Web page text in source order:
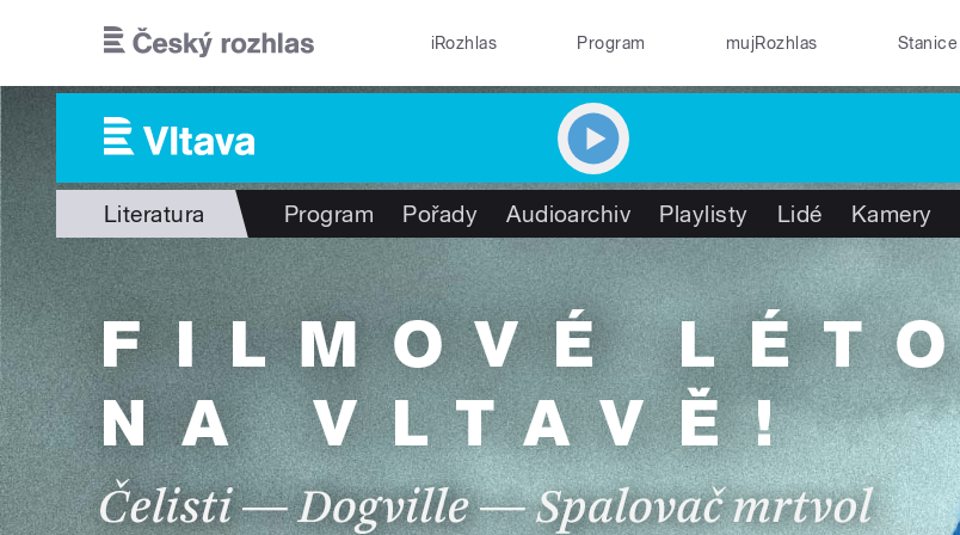
iRozhlas Program mujRozhlas Stanice
Literatura Program Pořady Audioarchiv Playlisty Lidé Kamery